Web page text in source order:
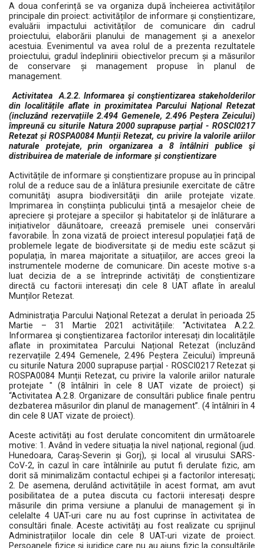
A doua conferință se va organiza după încheierea activităților
principale din proiect: activităților de informare și conștientizare,
evaluării impactului activităților de comunicare din cadrul
proiectului, elaborării planului de management și a anexelor
acestuia. Evenimentul va avea rolul de a prezenta rezultatele
proiectului, gradul îndeplinirii obiectivelor precum și a măsurilor
de conservare și management propuse în planul de
management.
Activitatea A.2.2. Informarea şi conştientizarea stakeholderilor
din localitățile aflate in proximitatea Parcului Național Retezat
(incluzând rezervațiile 2.494 Gemenele, 2.496 Peștera Zeicului)
împreună cu siturile Natura 2000 suprapuse parțial - ROSCI0217
Retezat și ROSPA0084 Munții Retezat, cu privire la valorile ariilor
naturale protejate, prin organizarea a 8 întâlniri publice şi
distribuirea de materiale de informare și conștientizare
Activitățile de informare și conștientizare propuse au în principal
rolul de a reduce sau de a înlătura presiunile exercitate de către
comunităţi asupra biodiversităţii din ariile protejate vizate.
Imprimarea în conștiința publicului țintă a mesajelor cheie de
apreciere și protejare a speciilor și habitatelor și de înlăturare a
inițiativelor dăunătoare, creează premisele unei conservări
favorabile. În zona vizată de proiect interesul populației față de
problemele legate de biodiversitate și de mediu este scăzut și
populația, în marea majoritate a situațiilor, are acces greoi la
instrumentele moderne de comunicare. Din aceste motive s-a
luat decizia de a se întreprinde activități de conștientizare
directă cu factorii interesați din cele 8 UAT aflate în arealul
Munților Retezat.
Administraţia Parcului Naţional Retezat a derulat în perioada 25
Martie – 31 Martie 2021 activitățiile: "Activitatea A.2.2.
Informarea şi conştientizarea factorilor interesați din localitățile
aflate in proximitatea Parcului Național Retezat (incluzând
rezervațiile 2.494 Gemenele, 2.496 Peștera Zeicului) împreună
cu siturile Natura 2000 suprapuse parțial - ROSCI0217 Retezat și
ROSPA0084 Munții Retezat, cu privire la valorile ariilor naturale
protejate " (8 întâlniri în cele 8 UAT vizate de proiect) și
“Activitatea A.2.8. Organizare de consultări publice finale pentru
dezbaterea măsurilor din planul de management”. (4 întâlniri în 4
din cele 8 UAT vizate de proiect).
Aceste activități au fost derulate concomitent din următoarele
motive: 1. Având în vedere situația la nivel național, regional (jud.
Hunedoara, Caraș-Severin și Gorj), și local al virusului SARS-
CoV-2, în cazul în care întâlnirile au putut fi derulate fizic, am
dorit să minimalizăm contactul echipei și a factorilor interesați;
2. De asemena, derulând activitățiile în acest format, am avut
posibilitatea de a putea discuta cu factorii interesați despre
măsurile din prima versiune a planului de management și în
celelalte 4 UAT-uri care nu au fost cuprinse în activitatea de
consultări finale. Aceste activități au fost realizate cu sprijinul
Administrațiilor locale din cele 8 UAT-uri vizate de proiect.
Persoanele fizice și juridice care nu au ajuns fizic la consultările